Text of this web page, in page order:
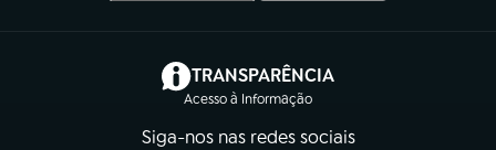
TRANSPARÊNCIA
Acesso à Informação
(abre em nova aba)
Siga-nos nas redes sociais